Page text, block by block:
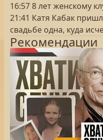
16:57 8 лет женскому
21:41 Катя Кабак
свадьбе одна, куда
Рекомендации